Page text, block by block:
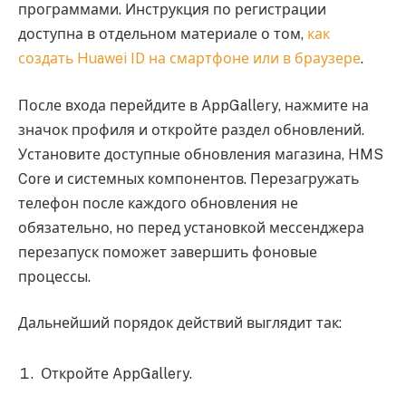
программами. Инструкция по регистрации
доступна в отдельном материале о том, как
создать Huawei ID на смартфоне или в браузере.
После входа перейдите в AppGallery, нажмите на
значок профиля и откройте раздел обновлений.
Установите доступные обновления магазина, HMS
Core и системных компонентов. Перезагружать
телефон после каждого обновления не
обязательно, но перед установкой мессенджера
перезапуск поможет завершить фоновые
процессы.
Дальнейший порядок действий выглядит так:
Откройте AppGallery.